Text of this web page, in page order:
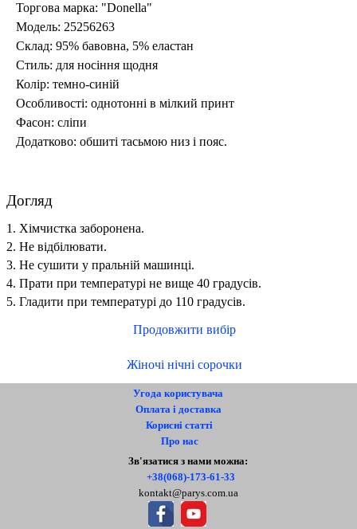
Торгова марка: "Donella"
Модель: 25256263
Склад: 95% бавовна, 5% еластан
Стиль: для носіння щодня
Колір: темно-синій
Особливості: однотонні в мілкий принт
Фасон: сліпи
Додатково: обшиті тасьмою низ і пояс.
Догляд
1. Хімчистка заборонена.
2. Не відбілювати.
3. Не сушити у пральній машинці.
4. Прати при температурі не вище 40 градусів.
5. Гладити при температурі до 110 градусів.
Продовжити вибір
Жіночі нічні сорочки
Угода користувача
Оплата і доставка
Корисні статті
Про нас
Контакти
Зв'язатися з нами можна:
+38(068)-173-61-33
kontakt@parys.com.ua